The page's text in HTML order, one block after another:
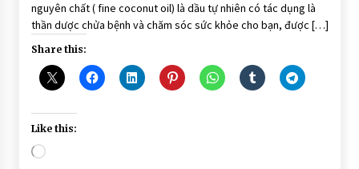
nguyên chất ( fine coconut oil) là dầu tự nhiên có tác dụng là
thần dược chửa bệnh và chăm sóc sức khỏe cho bạn, được […]
Share this:
Like this:
Loading…